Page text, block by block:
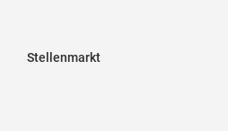
Stellenmarkt